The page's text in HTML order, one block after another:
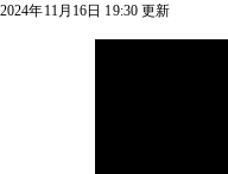
2024年11月16日 19:30 更新